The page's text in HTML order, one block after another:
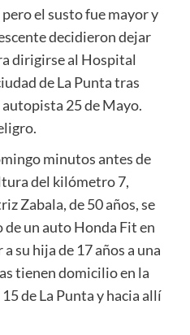
el susto fue mayor y
decidieron dejar
dirigirse al Hospital
de La Punta tras
25 de Mayo.
minutos antes de
del kilómetro 7,
Zabala, de 50 años, se
un auto Honda Fit en
su hija de 17 años a una
tienen domicilio en la
de La Punta y hacia allí